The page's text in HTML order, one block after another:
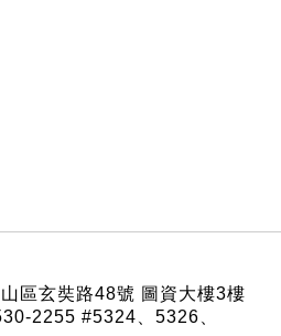
區玄奘路48號 圖資大樓3樓
2255 #5324、5326、